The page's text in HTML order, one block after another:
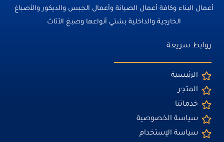
أعمال البناء وكافة أعمال الصيانة وأعمال الجبس والديكور والأصباغ
الخارجية والداخلية بشتي أنواعها وصبغ الأثاث
روابط سريعة
الرئيسية
المتجر
خدماتنا
سياسة الخصوصية
سياسة الإستخدام